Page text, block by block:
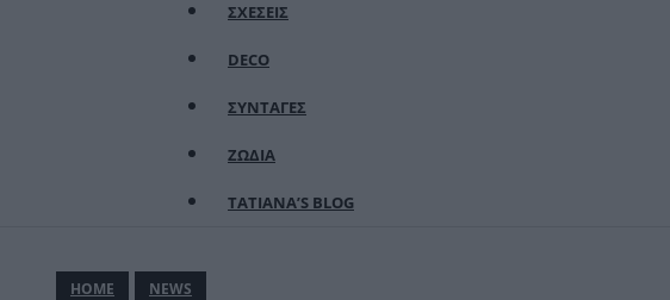
ΣΧΕΣΕΙΣ
DECO
ΣΥΝΤΑΓΕΣ
ΖΩΔΙΑ
TATIANA’S BLOG
ΗΟΜΕ NEWS